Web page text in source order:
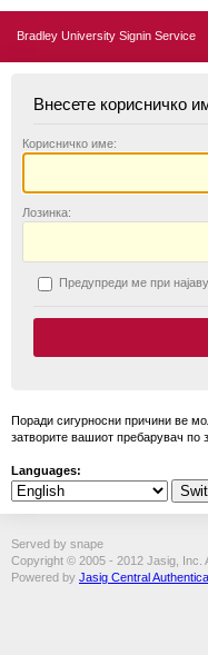
Bradley University Signin Service
Внесете корисничко
Корисничко име:
Лозинка:
Предупреди ме при
Поради сигурносни причини ве
затворите вашиот пребарувач по
Languages:
Served by snape
Copyright © 2005 - 2012 Jasig, Inc.
Powered by Jasig Central